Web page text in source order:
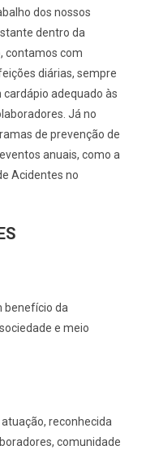
dos nossos
dentro da
contamos com
diárias, sempre
adequado às
Já no
de prevenção de
anuais, como a
Acidentes no
benefício da
e meio
reconhecida
comunidade